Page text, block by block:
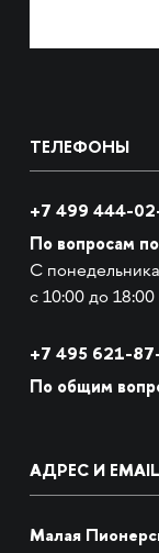
ТЕЛЕФОНЫ
+7 499 444-
По вопросам
С
с 10:00 до 18:00
+7 495 621-
По общим
АДРЕС И EMAIL
Малая